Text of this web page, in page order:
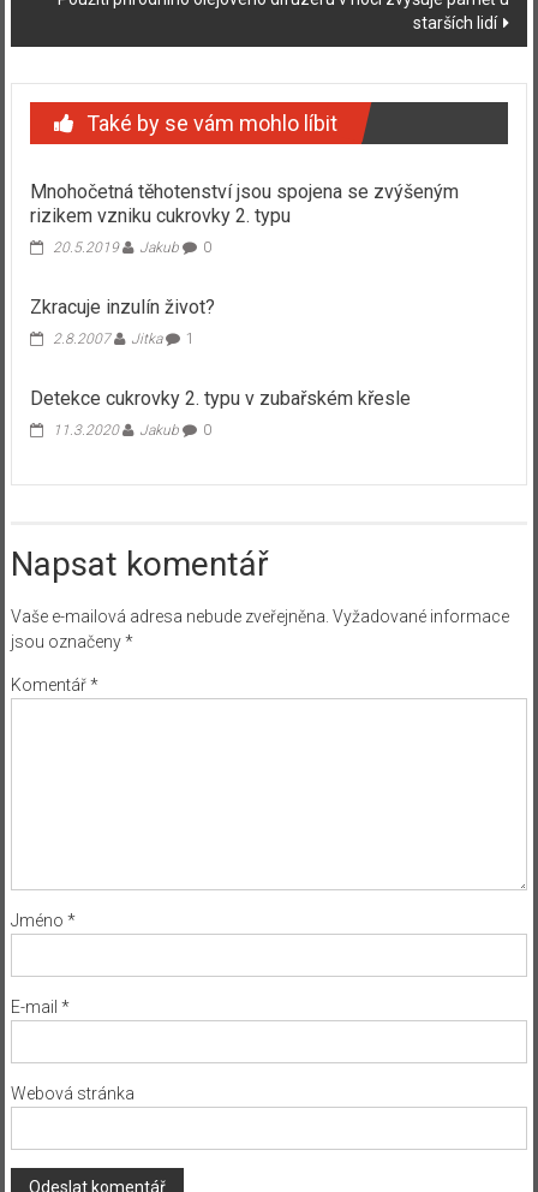
starších lidí
Také by se vám mohlo líbit
Mnohočetná těhotenství jsou spojena se zvýšeným
rizikem vzniku cukrovky 2. typu
20.5.2019 Jakub 0
Zkracuje inzulín život?
2.8.2007 Jitka 1
Detekce cukrovky 2. typu v zubařském křesle
11.3.2020 Jakub 0
Napsat komentář
Vaše e-mailová adresa nebude zveřejněna. Vyžadované informace
jsou označeny*
Komentář*
Jméno *
E-mail *
Webová stránka